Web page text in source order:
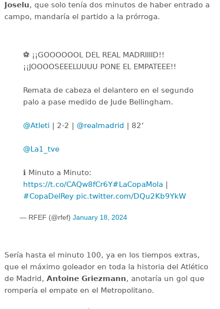
Joselu, que solo tenía dos minutos de haber entrado a
campo, mandaría el partido a la prórroga.
⚽️ ¡¡GOOOOOOL DEL REAL MADRIIIID!!
¡¡JOOOOSEEELUUUU PONE EL EMPATEEE!!
Remata de cabeza el delantero en el segundo
palo a pase medido de Jude Bellingham.
@Atleti | 2-2 | @realmadrid | 82’
@La1_tve
ℹ️ Minuto a Minuto:
https://t.co/CAQw8fCr6Y#LaCopaMola |
#CopaDelRey pic.twitter.com/DQu2Kb9YkW
— RFEF (@rfef) January 18, 2024
Sería hasta el minuto 100, ya en los tiempos extras,
que el máximo goleador en toda la historia del Atlético
de Madrid, Antoine Griezmann, anotaría un gol que
rompería el empate en el Metropolitano.